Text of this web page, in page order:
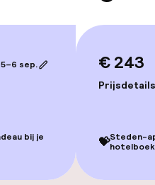
5–6 sep.
bij je
€ 243
Prijsdetails
💝Steden-